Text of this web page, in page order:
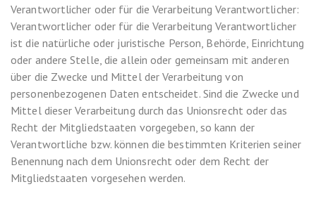
Verantwortlicher oder für die Verarbeitung Verantwortlicher:
Verantwortlicher oder für die Verarbeitung Verantwortlicher
ist die natürliche oder juristische Person, Behörde, Einrichtung
oder andere Stelle, die allein oder gemeinsam mit anderen
über die Zwecke und Mittel der Verarbeitung von
personenbezogenen Daten entscheidet. Sind die Zwecke und
Mittel dieser Verarbeitung durch das Unionsrecht oder das
Recht der Mitgliedstaaten vorgegeben, so kann der
Verantwortliche bzw. können die bestimmten Kriterien seiner
Benennung nach dem Unionsrecht oder dem Recht der
Mitgliedstaaten vorgesehen werden.